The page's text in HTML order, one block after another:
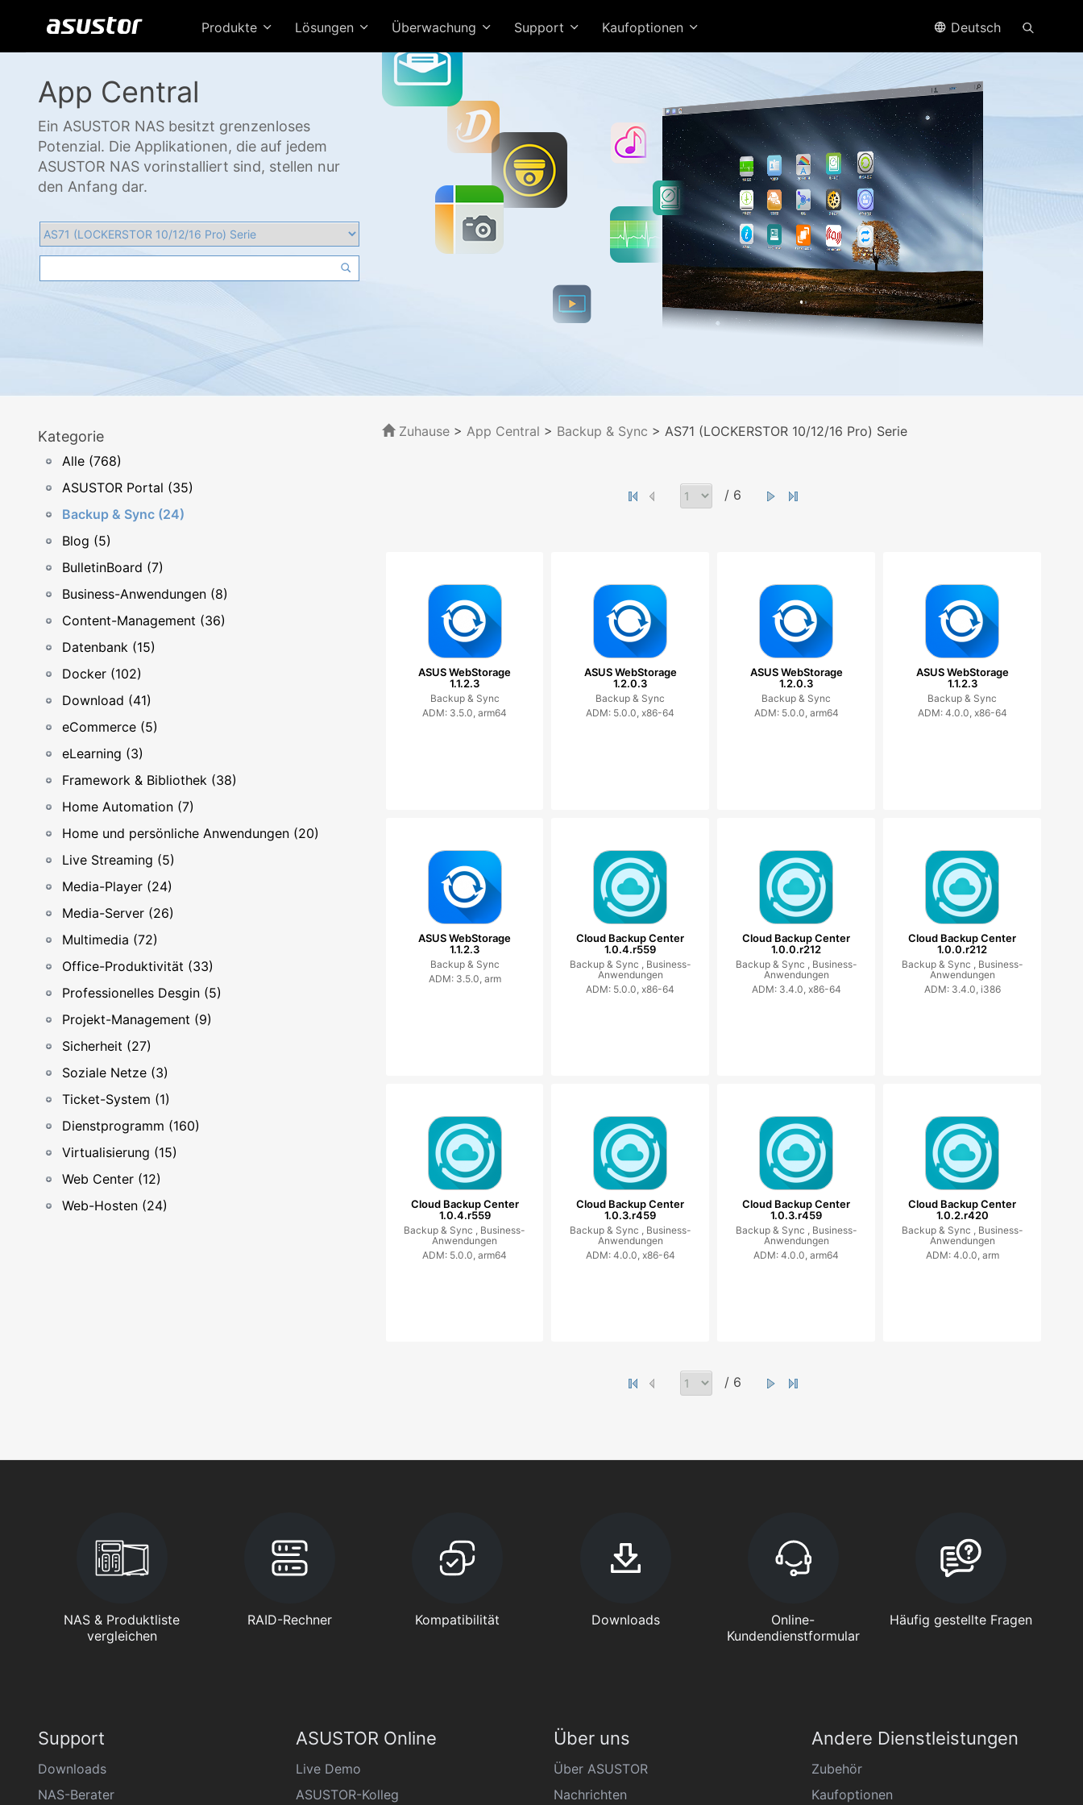
Produkte Lösungen Überwachung Support Kaufoptionen Deutsch
App Central
Ein ASUSTOR NAS besitzt grenzenloses
Potenzial. Die Applikationen, die auf jedem
ASUSTOR NAS vorinstalliert sind, stellen nur
den Anfang dar.
Kategorie
Alle (768)
ASUSTOR Portal (35)
Backup & Sync (24)
Blog (5)
BulletinBoard (7)
Business-Anwendungen (8)
Content-Management (36)
Datenbank (15)
Docker (102)
Download (41)
eCommerce (5)
eLearning (3)
Framework & Bibliothek (38)
Home Automation (7)
Home und persönliche Anwendungen (20)
Live Streaming (5)
Media-Player (24)
Media-Server (26)
Multimedia (72)
Office-Produktivität (33)
Professionelles Desgin (5)
Projekt-Management (9)
Sicherheit (27)
Soziale Netze (3)
Ticket-System (1)
Dienstprogramm (160)
Virtualisierung (15)
Web Center (12)
Web-Hosten (24)
Zuhause> App Central > Backup & Sync > AS71 (LOCKERSTOR 10/12/16 Pro) Serie
/ 6
ASUS WebStorage
1.1.2.3
Backup & Sync
ADM: 3.5.0, arm64
ASUS WebStorage
1.2.0.3
Backup & Sync
ADM: 5.0.0, x86-64
ASUS WebStorage
1.2.0.3
Backup & Sync
ADM: 5.0.0, arm64
ASUS WebStorage
1.1.2.3
Backup & Sync
ADM: 4.0.0, x86-64
ASUS WebStorage
1.1.2.3
Backup & Sync
ADM: 3.5.0, arm
Cloud Backup Center
1.0.4.r559
Backup & Sync , Business-
Anwendungen
ADM: 5.0.0, x86-64
Cloud Backup Center
1.0.0.r212
Backup & Sync , Business-
Anwendungen
ADM: 3.4.0, x86-64
Cloud Backup Center
1.0.0.r212
Backup & Sync , Business-
Anwendungen
ADM: 3.4.0, i386
Cloud Backup Center
1.0.4.r559
Backup & Sync , Business-
Anwendungen
ADM: 5.0.0, arm64
Cloud Backup Center
1.0.3.r459
Backup & Sync , Business-
Anwendungen
ADM: 4.0.0, x86-64
Cloud Backup Center
1.0.3.r459
Backup & Sync , Business-
Anwendungen
ADM: 4.0.0, arm64
Cloud Backup Center
1.0.2.r420
Backup & Sync , Business-
Anwendungen
ADM: 4.0.0, arm
/ 6
NAS & Produktliste
vergleichen
RAID-Rechner Kompatibilität Downloads
Online-
Kundendienstformular
Häufig gestellte Fragen
Support
Downloads
NAS-Berater
ASUSTOR Online
Live Demo
ASUSTOR-Kolleg
Über uns
Über ASUSTOR
Nachrichten
Andere Dienstleistungen
Zubehör
Kaufoptionen